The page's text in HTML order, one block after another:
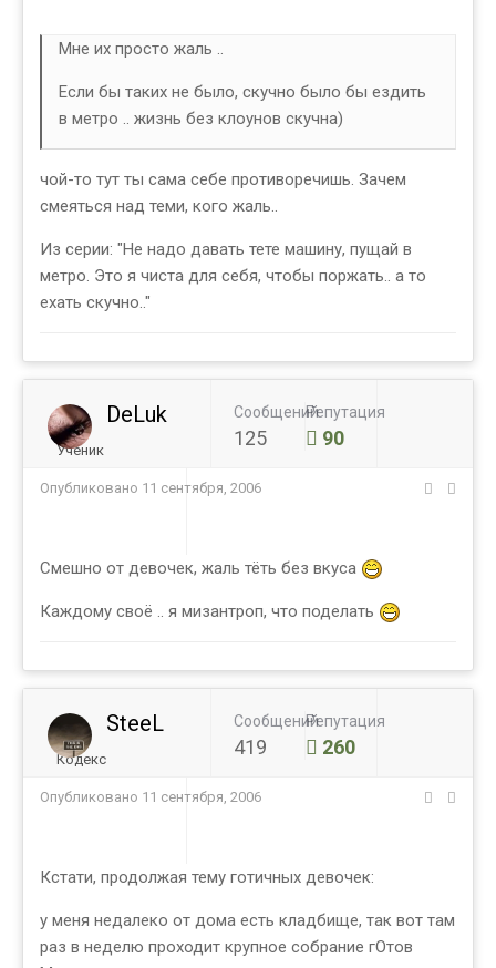
Мне их просто жаль ..
Если бы таких не было, скучно было бы ездить
в метро .. жизнь без клоунов скучна)
чой-то тут ты сама себе противоречишь. Зачем
смеяться над теми, кого жаль..
Из серии: "Не надо давать тете машину, пущай в
метро. Это я чиста для себя, чтобы поржать.. а то
ехать скучно.."
DeLuk
Ученик
Сообщений
125
Репутация
90
Опубликовано 11 сентября, 2006
Смешно от девочек, жаль тёть без вкуса
Каждому своё .. я мизантроп, что поделать
SteeL
Кодекс
Сообщений
419
Репутация
260
Опубликовано 11 сентября, 2006
Кстати, продолжая тему готичных девочек:
у меня недалеко от дома есть кладбище, так вот там
раз в неделю проходит крупное собрание гОтов